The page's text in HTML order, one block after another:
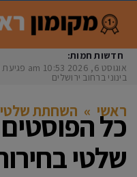
חדשות חמות:
אוגוסט 6, 2026
10:53 am
בינוני ברחוב ירושלים
ראשי » השחתת שלטי כל
שלטי